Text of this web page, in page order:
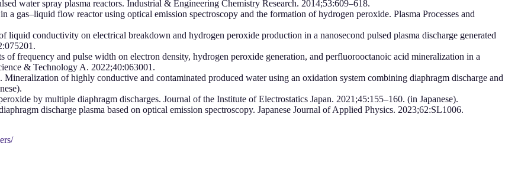
water spray plasma reactors. Industrial & Engineering Chemistry Research. 2014;53:609–618.
gas–liquid flow reactor using optical emission spectroscopy and the formation of hydrogen peroxide. Plasma Processes and
conductivity on electrical breakdown and hydrogen peroxide production in a nanosecond pulsed plasma discharge generated
frequency and pulse width on electron density, hydrogen peroxide generation, and perfluorooctanoic acid mineralization in a
& Technology A. 2022;40:063001.
of highly conductive and contaminated produced water using an oxidation system combining diaphragm discharge and
by multiple diaphragm discharges. Journal of the Institute of Electrostatics Japan. 2021;45:155–160. (in Japanese).
discharge plasma based on optical emission spectroscopy. Japanese Journal of Applied Physics. 2023;62:SL1006.